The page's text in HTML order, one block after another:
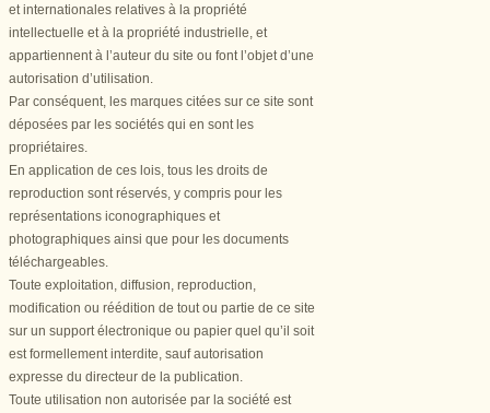
et internationales relatives à la propriété
intellectuelle et à la propriété industrielle, et
appartiennent à l’auteur du site ou font l’objet d’une
autorisation d’utilisation.
Par conséquent, les marques citées sur ce site sont
déposées par les sociétés qui en sont les
propriétaires.
En application de ces lois, tous les droits de
reproduction sont réservés, y compris pour les
représentations iconographiques et
photographiques ainsi que pour les documents
téléchargeables.
Toute exploitation, diffusion, reproduction,
modification ou réédition de tout ou partie de ce site
sur un support électronique ou papier quel qu’il soit
est formellement interdite, sauf autorisation
expresse du directeur de la publication.
Toute utilisation non autorisée par la société est